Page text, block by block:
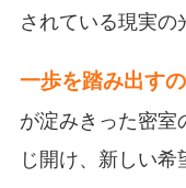
されている現実の
一歩を踏み出すの
が淀みきった密室
じ開け、新しい希